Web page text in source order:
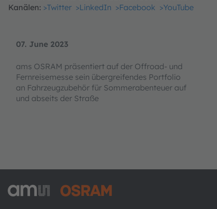
07. June 2023
ams OSRAM präsentiert auf der Offroad- und
Fernreisemesse sein übergreifendes Portfolio
an Fahrzeugzubehör für Sommerabenteuer auf
und abseits der Straße
Kanälen: >Twitter >LinkedIn >Facebook >YouTube